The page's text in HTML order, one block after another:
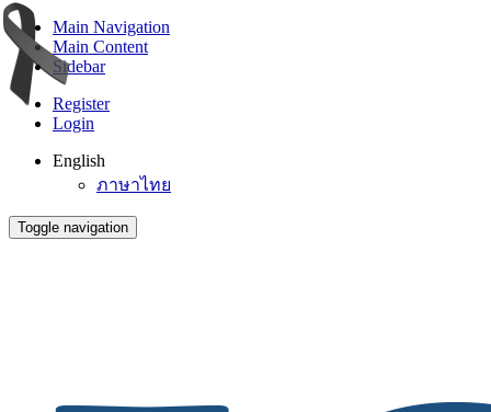
Main Navigation
Main Content
Sidebar
Register
Login
English
ภาษาไทย
Toggle navigation